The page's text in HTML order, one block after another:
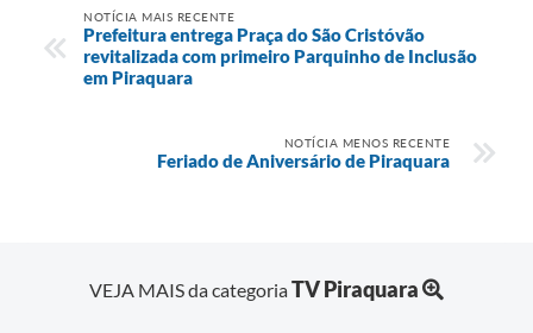
NOTÍCIA MAIS RECENTE
Prefeitura entrega Praça do São Cristóvão
revitalizada com primeiro Parquinho de Inclusão
em Piraquara
NOTÍCIA MENOS RECENTE
Feriado de Aniversário de Piraquara
VEJA MAIS da categoriaTV Piraquara